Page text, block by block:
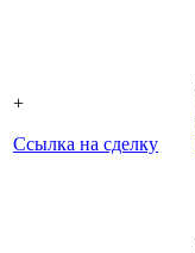
+
Ссылка на сделку